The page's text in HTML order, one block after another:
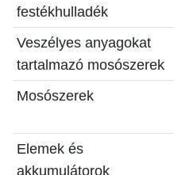
festékhulladék
Veszélyes anyagokat
tartalmazó mosószerek
Mosószerek
Elemek és
akkumulátorok